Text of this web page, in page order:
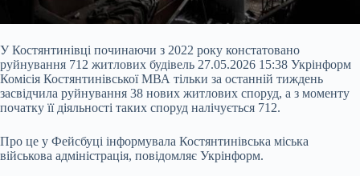
У Костянтинівці починаючи з 2022 року констатовано
руйнування 712 житлових будівель 27.05.2026 15:38 Укрінформ
Комісія Костянтинівської МВА тільки за останній тиждень
засвідчила руйнування 38 нових житлових споруд, а з моменту
початку її діяльності таких споруд налічується 712.
Про це у Фейсбуці інформувала Костянтинівська міська
військова адміністрація, повідомляє Укрінформ.